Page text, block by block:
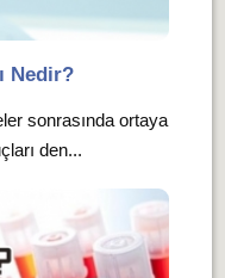
Nedir?
sonrasında ortaya
den...